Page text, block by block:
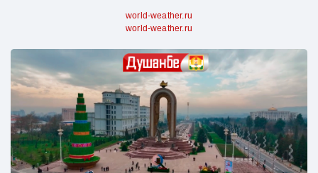
world-weather.ru
world-weather.ru